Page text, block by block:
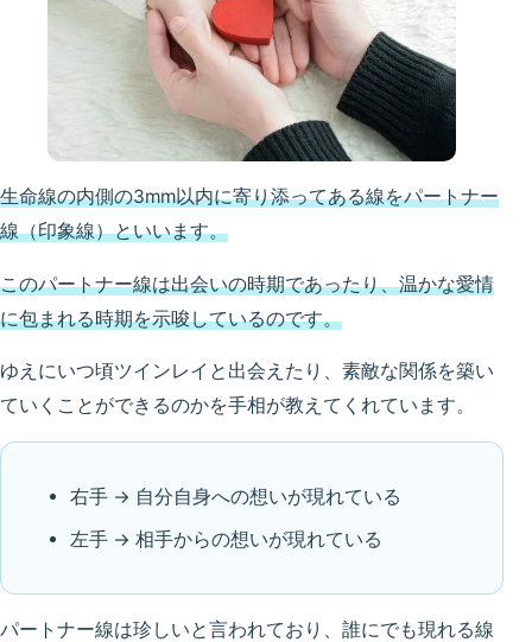
生命線の内側の3mm以内に寄り添ってある線をパートナー
線（印象線）といいます。
このパートナー線は出会いの時期であったり、温かな愛情
に包まれる時期を示唆しているのです。
ゆえにいつ頃ツインレイと出会えたり、素敵な関係を築い
ていくことができるのかを手相が教えてくれています。
右手 → 自分自身への想いが現れている
左手 → 相手からの想いが現れている
パートナー線は珍しいと言われており、誰にでも現れる線